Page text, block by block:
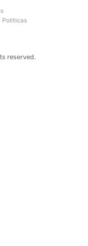
Politicas
reserved.